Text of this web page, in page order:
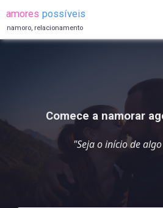
amores possíveis
namoro, relacionamento
Comece a namorar
"Seja o início de algo